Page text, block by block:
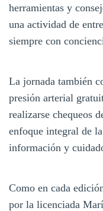
herramientas y
una actividad de
siempre con
La jornada también
presión arterial
realizarse chequeos
enfoque integral de
información y
Como en cada
por la licenciada